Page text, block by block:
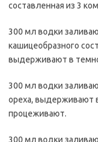
составленная из 3
300 мл водки
кашицеобразного
выдерживают в
300 мл водки
ореха, выдерживают
процеживают.
300 мл водки